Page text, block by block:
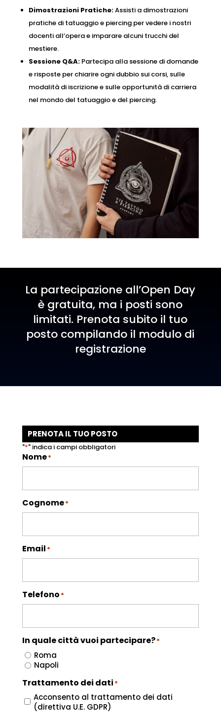
Dimostrazioni Pratiche:Assisti a dimostrazioni
pratiche di tatuaggio e piercing per vedere i nostri
docenti all’opera e imparare alcuni trucchi del
mestiere.
Sessione Q&A:Partecipa alla sessione di domande
e risposte per chiarire ogni dubbio sui corsi, sulle
modalità di iscrizione e sulle opportunità di carriera
nel mondo del tatuaggio e del piercing.
La partecipazione all’Open Day
è gratuita, ma i posti sono
limitati. Prenota subito il tuo
posto compilando il modulo di
registrazione
PRENOTA IL TUO POSTO
"*" indica i campi obbligatori
Nome*
Cognome*
Email *
Telefono *
In quale città vuoi partecipare?*
Roma
Napoli
Trattamento dei dati *
Acconsento al trattamento dei dati
(direttiva U.E. GDPR)